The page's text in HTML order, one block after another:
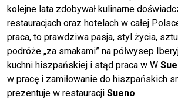
kolejne lata zdobywał kulinarne
restauracjach oraz hotelach w całej
praca, to prawdziwa pasja, styl życia,
podróże „za smakami” na półwysep
kuchni hiszpańskiej i stąd praca w W
w pracę i zamiłowanie do hiszpańskich
prezentuje w restauracji Sueno.